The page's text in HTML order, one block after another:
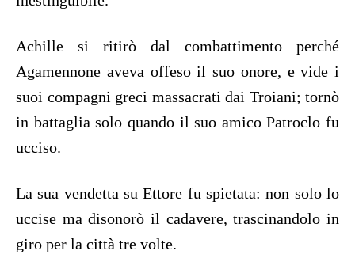
Achille si ritirò dal combattimento perché
Agamennone aveva offeso il suo onore, e vide i
suoi compagni greci massacrati dai Troiani; tornò
in battaglia solo quando il suo amico Patroclo fu
ucciso.
La sua vendetta su Ettore fu spietata: non solo lo
uccise ma disonorò il cadavere, trascinandolo in
giro per la città tre volte.